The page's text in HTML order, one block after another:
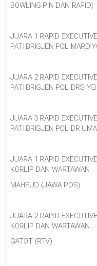
BOWLING PIN DAN RAPID)
JUARA 1 RAPID
PATI BRIGJEN POL
JUARA 2 RAPID
PATI BRIGJEN POL DRS
JUARA 3 RAPID
PATI BRIGJEN POL DR
JUARA 1 RAPID
KORLIP DAN WARTAWAN
MAHFUD (JAWA POS).
JUARA 2 RAPID
KORLIP DAN WARTAWAN
GATOT (RTV).